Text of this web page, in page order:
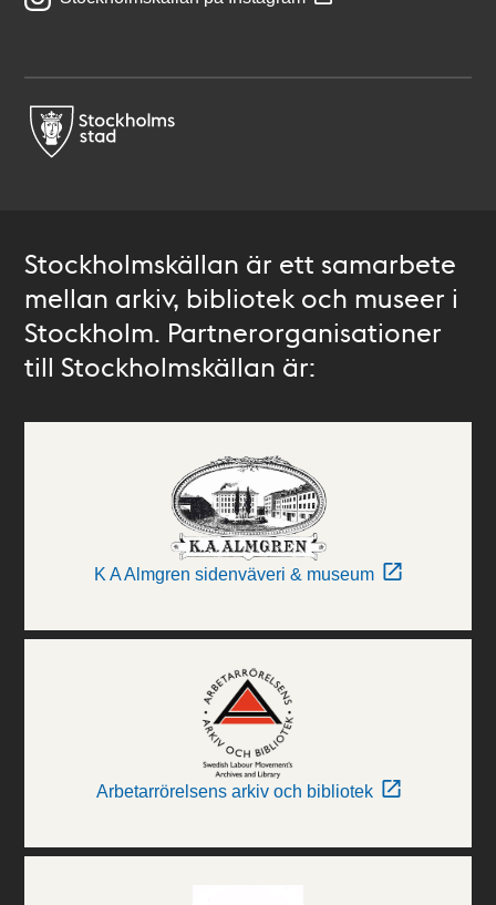
Stockholmskällan är ett samarbete
mellan arkiv, bibliotek och museer i
Stockholm. Partnerorganisationer
till Stockholmskällan är:
K A Almgren sidenväveri & museum
Arbetarrörelsens arkiv och bibliotek